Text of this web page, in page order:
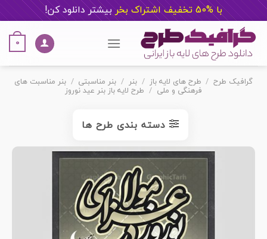
با %50 تخفیف اشتراک بخر بیشتر دانلود کن!
content
0
گرافیک طرح / طرح های لایه باز / بنر / بنر مناسبتی / بنر مناسبت های
فرهنگی و ملی / طرح لایه باز بنر عید نوروز
دسته بندی طرح ها